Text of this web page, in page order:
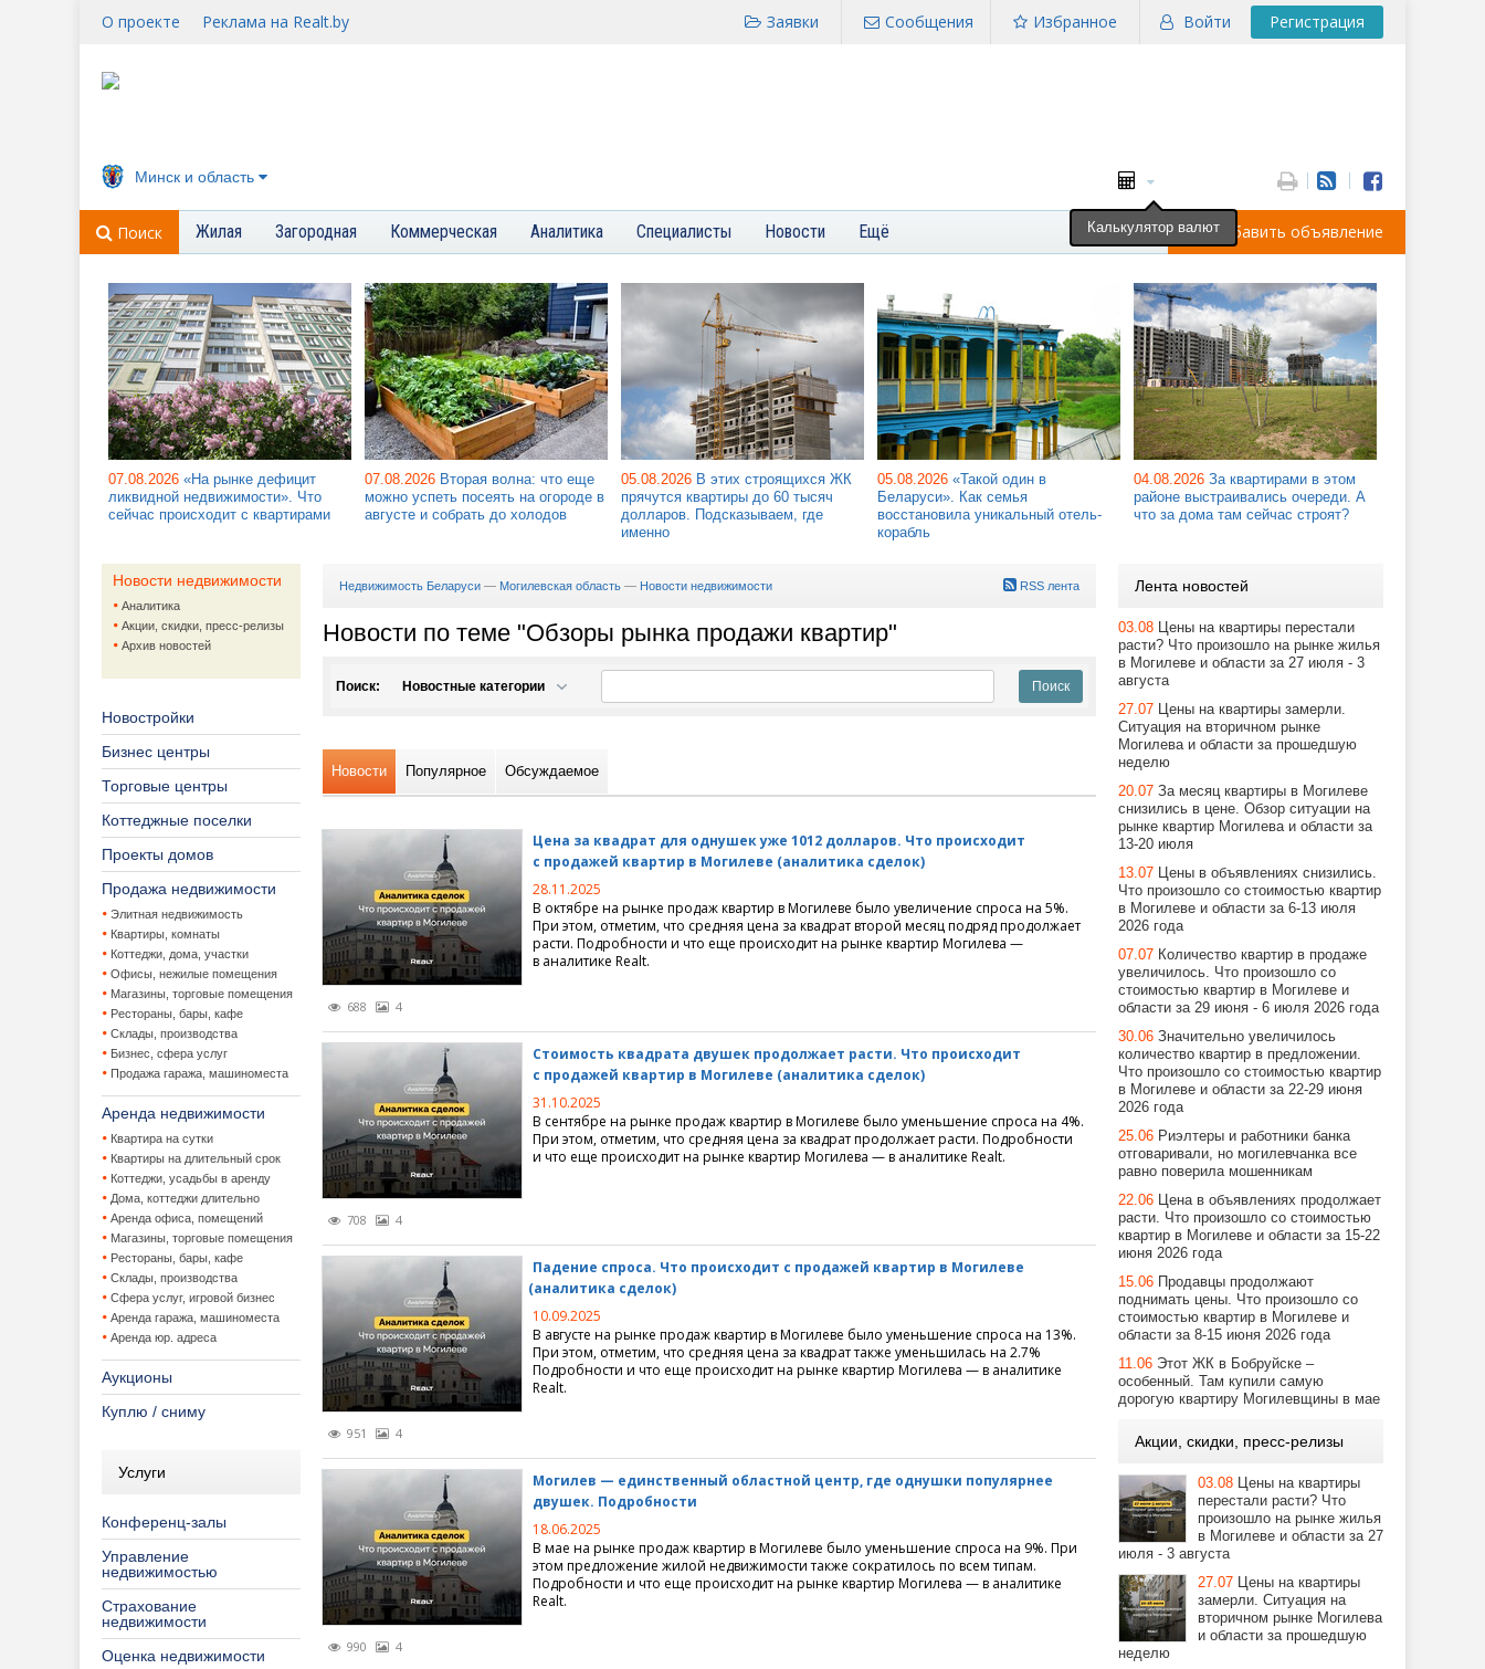
О проекте Реклама на Realt.by Войти Регистрация
Избранное
Сообщения
Заявки
Минск и область
Поиск Жилая Загородная Коммерческая Аналитика Специалисты Новости Ещё Добавить объявление
07.08.2026 «На рынке дефицит
ликвидной недвижимости». Что
сейчас происходит с квартирами
07.08.2026 Вторая волна: что еще
можно успеть посеять на огороде в
августе и собрать до холодов
05.08.2026 В этих строящихся ЖК
прячутся квартиры до 60 тысяч
долларов. Подсказываем, где
именно
05.08.2026 «Такой один в
Беларуси». Как семья
восстановила уникальный отель-
корабль
04.08.2026 За квартирами в этом
районе выстраивались очереди. А
что за дома там сейчас строят?
Новости недвижимости
Аналитика
Акции, скидки, пресс-релизы
Архив новостей
Новостройки
Бизнес центры
Торговые центры
Коттеджные поселки
Проекты домов
Продажа недвижимости
Элитная недвижимость
Квартиры, комнаты
Коттеджи, дома, участки
Офисы, нежилые помещения
Магазины, торговые помещения
Рестораны, бары, кафе
Склады, производства
Бизнес, сфера услуг
Продажа гаража, машиноместа
Аренда недвижимости
Квартира на сутки
Квартиры на длительный срок
Коттеджи, усадьбы в аренду
Дома, коттеджи длительно
Аренда офиса, помещений
Магазины, торговые помещения
Рестораны, бары, кафе
Склады, производства
Сфера услуг, игровой бизнес
Аренда гаража, машиноместа
Аренда юр. адреса
Аукционы
Куплю / сниму
Услуги
Конференц-залы
Управление
недвижимостью
Страхование
недвижимости
Оценка недвижимости
RSS лента
Недвижимость Беларуси — Могилевская область — Новости недвижимости
Новости по теме "Обзоры рынка продажи квартир"
Поиск: Новостные категории
Аренда жилой недвижимости
Аренда на длительный срок
Дизайн интерьера
Ландшафтный дизайн
Проекты домов
Аукционы
Банки и кредиты
Банки
Ипотека
Льготные кредиты
Потребительское кредитование
Жилая недвижимость, вторичный рынок
Покупка квартиры
Приватизация
Продажа квартиры
Утверждение перепланировки
Жилищно-коммунальное хозяйство
Загородная недвижимость
VIP коттеджи
Аренда загородной недвижимости
Консервация
Коттеджные поселки
Покупка загородной недвижимости
Продажа дома, коттеджа, дачи
Продажа земельных участков
Законодательство
Наследование
Улучшение жилищных условий
Зарубежная недвижимость
Коммерческая недвижимость
Аренда коммерческой недвижимости
Аренда юридического адреса
Бизнес-центры
Инвестиции
Продажа бизнеса
Ставки арендной платы на офисы
Торговые центры
Лизинг недвижимости
Новости
Видеорепортажи
Городские новости
Мнения
Обзор рынка недвижимости
Общество
Программы для покупателей
Распродажи
Новостройки, долевое строительство
Застройщики
Оценка недвижимости
Прочее
Новости сайта
Общественные объединения
Печатные издания
ПО "Аренда" 3.0
Выставки
Конференции
Семинары
Турниры
Статистика, аналитика, мониторинг рынка
Еженедельные мониторинги
Обзоры загородной недвижимости
Обзоры рынка аренды квартир
Страхование недвижимости
Строительство и ремонт
Консультации по строительству
Управление недвижимостью
Новости Популярное Обсуждаемое
688 4
Цена за квадрат для однушек уже 1012 долларов. Что происходит
с продажей квартир в Могилеве (аналитика сделок)
28.11.2025
В октябре на рынке продаж квартир в Могилеве было увеличение спроса на 5%.
При этом, отметим, что средняя цена за квадрат второй месяц подряд продолжает
расти. Подробности и что еще происходит на рынке квартир Могилева —
в аналитике Realt.
708 4
Стоимость квадрата двушек продолжает расти. Что происходит
с продажей квартир в Могилеве (аналитика сделок)
31.10.2025
В сентябре на рынке продаж квартир в Могилеве было уменьшение спроса на 4%.
При этом, отметим, что средняя цена за квадрат продолжает расти. Подробности
и что еще происходит на рынке квартир Могилева — в аналитике Realt.
951 4
Падение спроса. Что происходит с продажей квартир в Могилеве
(аналитика сделок)
10.09.2025
В августе на рынке продаж квартир в Могилеве было уменьшение спроса на 13%.
При этом, отметим, что средняя цена за квадрат также уменьшилась на 2.7%
Подробности и что еще происходит на рынке квартир Могилева — в аналитике
Realt.
990 4
Могилев — единственный областной центр, где однушки популярнее
двушек. Подробности
18.06.2025
В мае на рынке продаж квартир в Могилеве было уменьшение спроса на 9%. При
этом предложение жилой недвижимости также сократилось по всем типам.
Подробности и что еще происходит на рынке квартир Могилева — в аналитике
Realt.
Лента новостей
03.08 Цены на квартиры перестали
расти? Что произошло на рынке жилья
в Могилеве и области за 27 июля - 3
августа
27.07 Цены на квартиры замерли.
Ситуация на вторичном рынке
Могилева и области за прошедшую
неделю
20.07 За месяц квартиры в Могилеве
снизились в цене. Обзор ситуации на
рынке квартир Могилева и области за
13-20 июля
13.07 Цены в объявлениях снизились.
Что произошло со стоимостью квартир
в Могилеве и области за 6-13 июля
2026 года
07.07 Количество квартир в продаже
увеличилось. Что произошло со
стоимостью квартир в Могилеве и
области за 29 июня - 6 июля 2026 года
30.06 Значительно увеличилось
количество квартир в предложении.
Что произошло со стоимостью квартир
в Могилеве и области за 22-29 июня
2026 года
25.06 Риэлтеры и работники банка
отговаривали, но могилевчанка все
равно поверила мошенникам
22.06 Цена в объявлениях продолжает
расти. Что произошло со стоимостью
квартир в Могилеве и области за 15-22
июня 2026 года
15.06 Продавцы продолжают
поднимать цены. Что произошло со
стоимостью квартир в Могилеве и
области за 8-15 июня 2026 года
11.06 Этот ЖК в Бобруйске –
особенный. Там купили самую
дорогую квартиру Могилевщины в мае
Акции, скидки, пресс-релизы
03.08 Цены на квартиры
перестали расти? Что
произошло на рынке жилья
в Могилеве и области за 27
июля - 3 августа
27.07 Цены на квартиры
замерли. Ситуация на
вторичном рынке Могилева
и области за прошедшую
неделю
Калькулятор валют